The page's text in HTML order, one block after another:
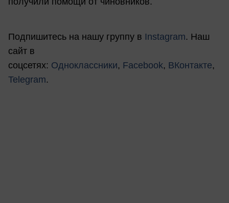
Подпишитесь на нашу группу в Instagram. Наш
сайт в
соцсетях: Одноклассники, Facebook, ВКонтакте,
Telegram.